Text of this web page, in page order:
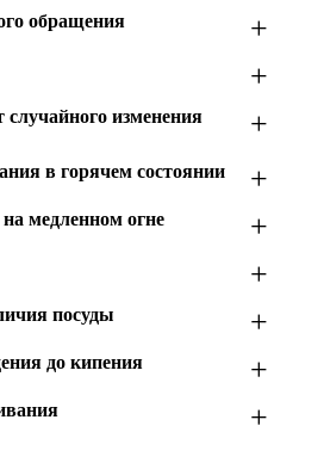
обращения +
+
изменения
+
в горячем состоянии +
медленном огне +
+
посуды +
до кипения +
+